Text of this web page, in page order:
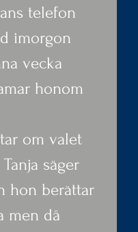
telefon
imorgon
vecka
honom
om valet
säger
hon berättar
men då